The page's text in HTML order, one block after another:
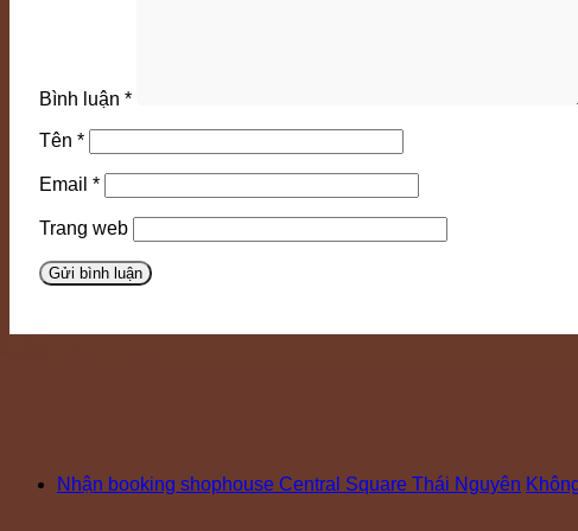
Bình luận *
Tên *
Email *
Trang web
Nhận booking shophouse Central Square Thái Nguyên